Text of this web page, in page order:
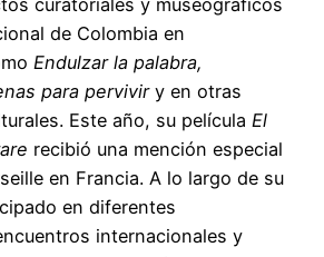
de Colombia en
Endulzar la palabra,
para perviviry en otras
Este año, su película El
recibió una mención especial
en Francia. A lo largo de su
en diferentes
internacionales y